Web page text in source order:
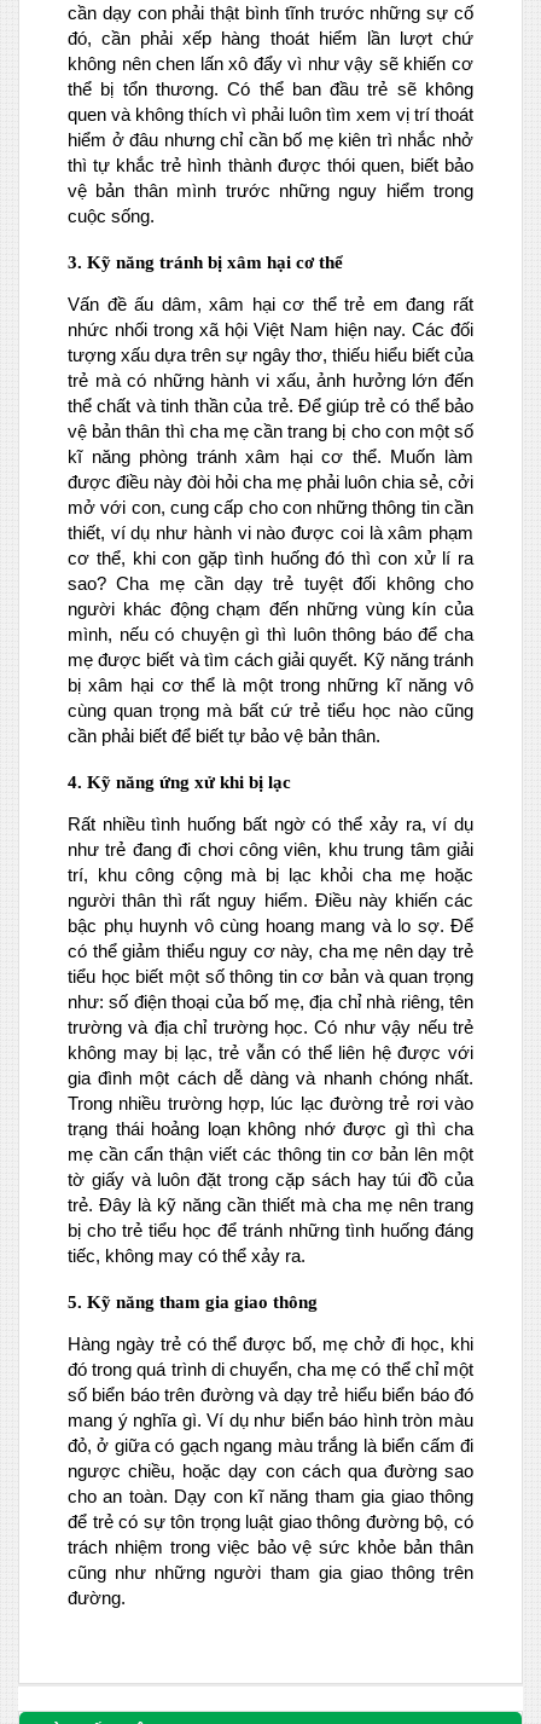
cần dạy con phải thật bình tĩnh trước những sự cố
đó, cần phải xếp hàng thoát hiểm lần lượt chứ
không nên chen lấn xô đẩy vì như vậy sẽ khiến cơ
thể bị tổn thương. Có thể ban đầu trẻ sẽ không
quen và không thích vì phải luôn tìm xem vị trí thoát
hiểm ở đâu nhưng chỉ cần bố mẹ kiên trì nhắc nhở
thì tự khắc trẻ hình thành được thói quen, biết bảo
vệ bản thân mình trước những nguy hiểm trong
cuộc sống.
3. Kỹ năng tránh bị xâm hại cơ thể
Vấn đề ấu dâm, xâm hại cơ thể trẻ em đang rất
nhức nhối trong xã hội Việt Nam hiện nay. Các đối
tượng xấu dựa trên sự ngây thơ, thiếu hiểu biết của
trẻ mà có những hành vi xấu, ảnh hưởng lớn đến
thể chất và tinh thần của trẻ. Để giúp trẻ có thể bảo
vệ bản thân thì cha mẹ cần trang bị cho con một số
kĩ năng phòng tránh xâm hại cơ thể. Muốn làm
được điều này đòi hỏi cha mẹ phải luôn chia sẻ, cởi
mở với con, cung cấp cho con những thông tin cần
thiết, ví dụ như hành vi nào được coi là xâm phạm
cơ thể, khi con gặp tình huống đó thì con xử lí ra
sao? Cha mẹ cần dạy trẻ tuyệt đối không cho
người khác động chạm đến những vùng kín của
mình, nếu có chuyện gì thì luôn thông báo để cha
mẹ được biết và tìm cách giải quyết. Kỹ năng tránh
bị xâm hại cơ thể là một trong những kĩ năng vô
cùng quan trọng mà bất cứ trẻ tiểu học nào cũng
cần phải biết để biết tự bảo vệ bản thân.
4. Kỹ năng ứng xử khi bị lạc
Rất nhiều tình huống bất ngờ có thể xảy ra, ví dụ
như trẻ đang đi chơi công viên, khu trung tâm giải
trí, khu công cộng mà bị lạc khỏi cha mẹ hoặc
người thân thì rất nguy hiểm. Điều này khiến các
bậc phụ huynh vô cùng hoang mang và lo sợ. Để
có thể giảm thiểu nguy cơ này, cha mẹ nên dạy trẻ
tiểu học biết một số thông tin cơ bản và quan trọng
như: số điện thoại của bố mẹ, địa chỉ nhà riêng, tên
trường và địa chỉ trường học. Có như vậy nếu trẻ
không may bị lạc, trẻ vẫn có thể liên hệ được với
gia đình một cách dễ dàng và nhanh chóng nhất.
Trong nhiều trường hợp, lúc lạc đường trẻ rơi vào
trạng thái hoảng loạn không nhớ được gì thì cha
mẹ cần cẩn thận viết các thông tin cơ bản lên một
tờ giấy và luôn đặt trong cặp sách hay túi đồ của
trẻ. Đây là kỹ năng cần thiết mà cha mẹ nên trang
bị cho trẻ tiểu học để tránh những tình huống đáng
tiếc, không may có thể xảy ra.
5. Kỹ năng tham gia giao thông
Hàng ngày trẻ có thể được bố, mẹ chở đi học, khi
đó trong quá trình di chuyển, cha mẹ có thể chỉ một
số biển báo trên đường và dạy trẻ hiểu biển báo đó
mang ý nghĩa gì. Ví dụ như biển báo hình tròn màu
đỏ, ở giữa có gạch ngang màu trắng là biển cấm đi
ngược chiều, hoặc dạy con cách qua đường sao
cho an toàn. Dạy con kĩ năng tham gia giao thông
để trẻ có sự tôn trọng luật giao thông đường bộ, có
trách nhiệm trong việc bảo vệ sức khỏe bản thân
cũng như những người tham gia giao thông trên
đường.